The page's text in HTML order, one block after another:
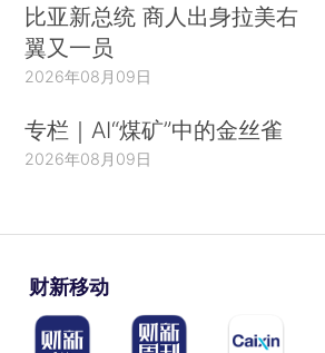
比亚新总统 商人出身拉美右
翼又一员
2026年08月09日
专栏｜AI“煤矿”中的金丝雀
2026年08月09日
财新移动